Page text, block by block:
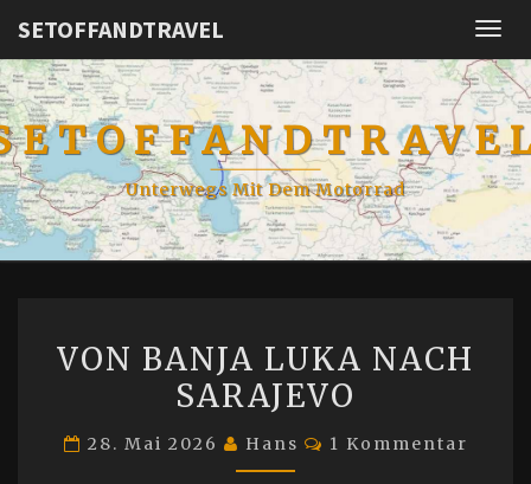
SETOFFANDTRAVEL
Unterwegs Mit Dem Motorrad
BANJA
LUKA
VON BANJA LUKA NACH
SARAJEVO
28. Mai 2026 Hans Kommentare
1 Kommentar